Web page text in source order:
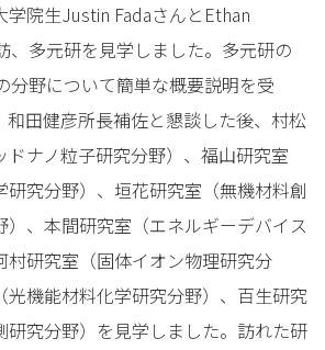
学院生Justin FadaさんとEthan
、多元研を見学しました。多元研の
分野について簡単な概要説明を受
和田健彦所長補佐と懇談した後、村松
ドナノ粒子研究分野）、福山研究室
研究分野）、垣花研究室（無機材料創
）、本間研究室（エネルギーデバイス
村研究室（固体イオン物理研究分
光機能材料化学研究分野）、百生研究
研究分野）を見学しました。訪れた研